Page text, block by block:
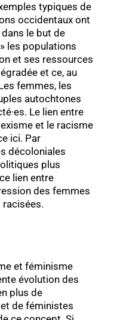
typiques de
occidentaux ont
le but de
les populations
et ses ressources
et ce, au
femmes, les
autochtones
Le lien entre
et le racisme
ici. Par
décoloniales
plus
lien entre
des femmes
et féminisme
évolution des
plus de
et de féministes